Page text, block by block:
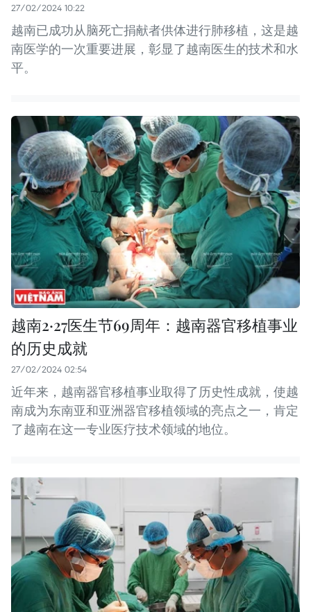
27/02/2024 10:22
越南已成功从脑死亡捐献者供体进行肺移植，这是越
南医学的一次重要进展，彰显了越南医生的技术和水
平。
越南2·27医生节69周年：越南器官移植事业
的历史成就
27/02/2024 02:54
近年来，越南器官移植事业取得了历史性成就，使越
南成为东南亚和亚洲器官移植领域的亮点之一，肯定
了越南在这一专业医疗技术领域的地位。